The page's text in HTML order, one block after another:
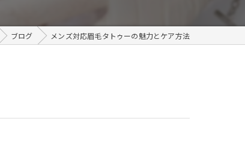
ブログ メンズ対応眉毛タトゥーの魅力とケア方法